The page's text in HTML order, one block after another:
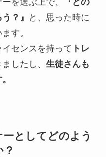
？』
と、思った時に
す。
センスを持って トレ
したし、 生徒さんも
としてどのよう